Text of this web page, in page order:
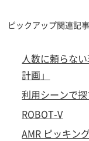
ピックアップ関連記事
人数に頼らな
計画」
利用シーンで
ROBOT-V
AMR ピッキン